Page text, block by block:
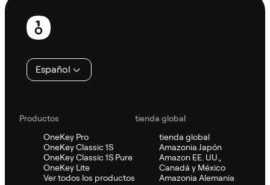
Pie
página
Español
Productos
OneKey Pro
OneKey Classic 1S
OneKey Classic 1S Pure
OneKey Lite
Ver todos los productos
tienda global
tienda global
Amazonia Japón
Amazon EE. UU.,
Canadá y México
Amazonia Alemania